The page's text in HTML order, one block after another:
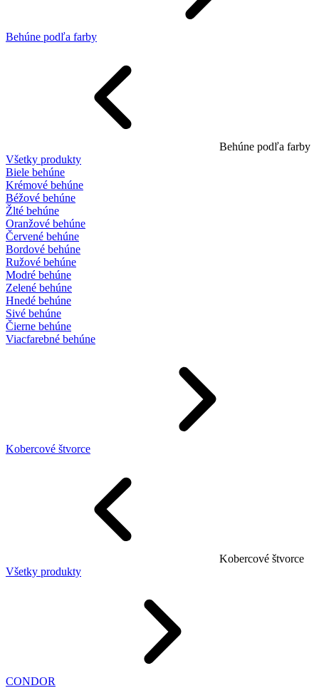
Behúne podľa farby
Behúne podľa farby
Všetky produkty
Biele behúne
Krémové behúne
Béžové behúne
Žlté behúne
Oranžové behúne
Červené behúne
Bordové behúne
Ružové behúne
Modré behúne
Zelené behúne
Hnedé behúne
Sivé behúne
Čierne behúne
Viacfarebné behúne
Kobercové štvorce
Kobercové štvorce
Všetky produkty
CONDOR